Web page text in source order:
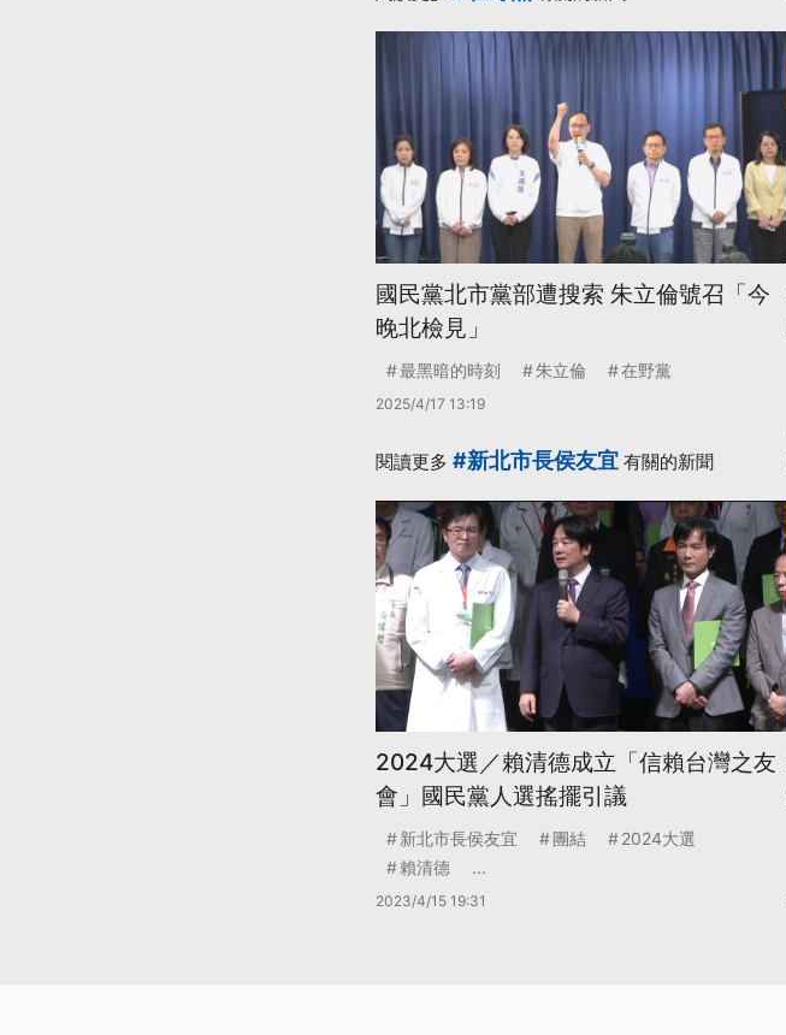
國民黨北市黨部遭搜索 朱立倫號召「今
晚北檢見」
最黑暗的時刻 朱立倫 在野黨
2025/4/17 13:19
閱讀更多 #新北市長侯友宜 有關的新聞
2024大選／賴清德成立「信賴台灣之友
會」國民黨人選搖擺引議
新北市長侯友宜 團結
2024大選
賴清德
...
2023/4/15 19:31